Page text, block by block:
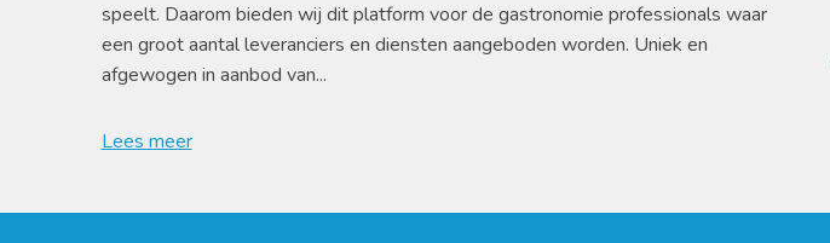
speelt. Daarom bieden wij dit platform voor de gastronomie professionals waar
een groot aantal leveranciers en diensten aangeboden worden. Uniek en
afgewogen in aanbod van...
Lees meer